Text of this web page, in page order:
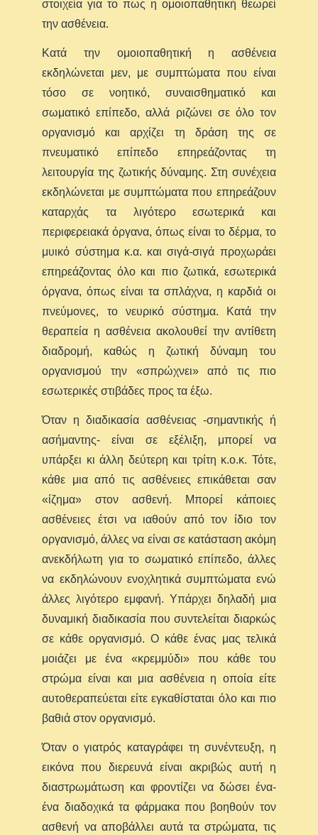
στοιχεία για το πως η ομοιοπαθητική θεωρεί
την ασθένεια.
Κατά την ομοιοπαθητική η ασθένεια
εκδηλώνεται μεν, με συμπτώματα που είναι
τόσο σε νοητικό, συναισθηματικό και
σωματικό επίπεδο, αλλά ριζώνει σε όλο τον
οργανισμό και αρχίζει τη δράση της σε
πνευματικό επίπεδο επηρεάζοντας τη
λειτουργία της ζωτικής δύναμης. Στη συνέχεια
εκδηλώνεται με συμπτώματα που επηρεάζουν
καταρχάς τα λιγότερο εσωτερικά και
περιφερειακά όργανα, όπως είναι το δέρμα, το
μυικό σύστημα κ.α. και σιγά-σιγά προχωράει
επηρεάζοντας όλο και πιο ζωτικά, εσωτερικά
όργανα, όπως είναι τα σπλάχνα, η καρδιά οι
πνεύμονες, το νευρικό σύστημα. Κατά την
θεραπεία η ασθένεια ακολουθεί την αντίθετη
διαδρομή, καθώς η ζωτική δύναμη του
οργανισμού την «σπρώχνει» από τις πιο
εσωτερικές στιβάδες προς τα έξω.
Όταν η διαδικασία ασθένειας -σημαντικής ή
ασήμαντης- είναι σε εξέλιξη, μπορεί να
υπάρξει κι άλλη δεύτερη και τρίτη κ.ο.κ. Τότε,
κάθε μια από τις ασθένειες επικάθεται σαν
«ίζημα» στον ασθενή. Μπορεί κάποιες
ασθένειες έτσι να ιαθούν από τον ίδιο τον
οργανισμό, άλλες να είναι σε κατάσταση ακόμη
ανεκδήλωτη για το σωματικό επίπεδο, άλλες
να εκδηλώνουν ενοχλητικά συμπτώματα ενώ
άλλες λιγότερο εμφανή. Υπάρχει δηλαδή μια
δυναμική διαδικασία που συντελείται διαρκώς
σε κάθε οργανισμό. Ο κάθε ένας μας τελικά
μοιάζει με ένα «κρεμμύδι» που κάθε του
στρώμα είναι και μια ασθένεια η οποία είτε
αυτοθεραπεύεται είτε εγκαθίσταται όλο και πιο
βαθιά στον οργανισμό.
Όταν ο γιατρός καταγράφει τη συνέντευξη, η
εικόνα που διερευνά είναι ακριβώς αυτή η
διαστρωμάτωση και φροντίζει να δώσει ένα-
ένα διαδοχικά τα φάρμακα που βοηθούν τον
ασθενή να αποβάλλει αυτά τα στρώματα, τις